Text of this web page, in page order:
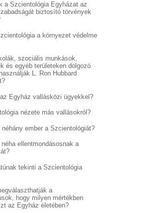
a Szcientológia Egyházat az
biztosító törvények
a környezet védelme
szociális munkások,
és egyéb területeken dolgozó
L. Ron Hubbard
Egyház vallásközi ügyekkel?
nézete más vallásokról?
néhány ember a Szcientológiát?
ellentmondásosnak a
tekinti a Szcientológia
a
hogy milyen mértékben
az Egyház életében?